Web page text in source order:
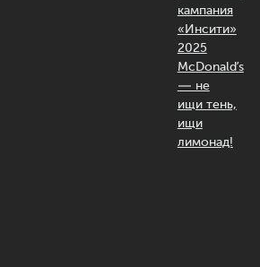
кампания
«Инсити»
2025
McDonald’s
— не
ищи тень,
ищи
лимонад!